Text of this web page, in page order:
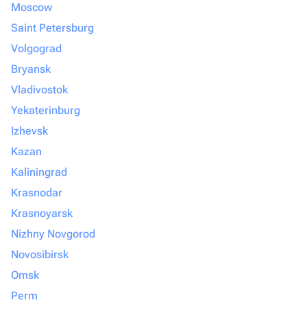
Moscow
Saint Petersburg
Volgograd
Bryansk
Vladivostok
Yekaterinburg
Izhevsk
Kazan
Kaliningrad
Krasnodar
Krasnoyarsk
Nizhny Novgorod
Novosibirsk
Omsk
Perm